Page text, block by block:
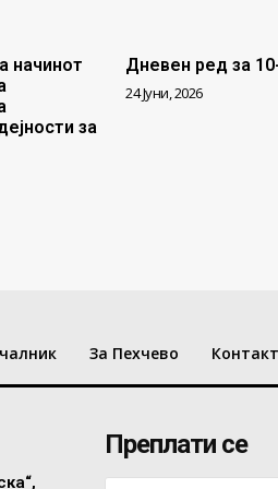
начинот
за
Дневен ред за
24 Јуни, 2026
За Пехчево Контакт
Преплати се